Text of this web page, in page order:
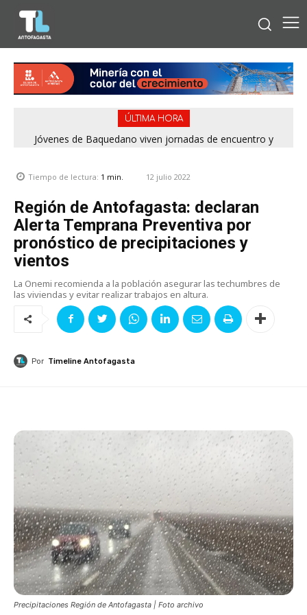
ÚLTIMA HORA
Jóvenes de Baquedano viven jornadas de encuentro y
Tiempo de lectura: 1 min. 12 julio 2022
Región de Antofagasta: declaran
Alerta Temprana Preventiva por
pronóstico de precipitaciones y
vientos
La Onemi recomienda a la población asegurar las techumbres de
las viviendas y evitar realizar trabajos en altura.
Por Timeline Antofagasta
Precipitaciones Región de Antofagasta | Foto archivo